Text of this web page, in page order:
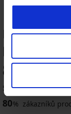
2+1 ZDARMA
2+1 ZDARMA
2+1 ZDARMA
2+1 ZDARMA
-30%
Punčochové
kalhoty
-30%
Punčochové
kalhoty
2+12+12+12+1
-
punčochové
82
5 zákazníků
80% zákazníků